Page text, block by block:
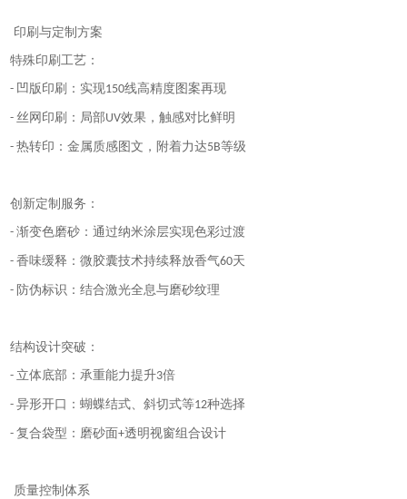
印刷与定制方案
特殊印刷工艺：
- 凹版印刷：实现150线高精度图案再现
-丝网印刷：局部UV效果，触感对比鲜明
-热转印：金属质感图文，附着力达5B等级
创新定制服务：
-渐变色磨砂：通过纳米涂层实现色彩过渡
-香味缓释：微胶囊技术持续释放香气60天
- 防伪标识：结合激光全息与磨砂纹理
结构设计突破：
-立体底部：承重能力提升3倍
-异形开口：蝴蝶结式、斜切式等12种选择
-复合袋型：磨砂面+透明视窗组合设计
质量控制体系